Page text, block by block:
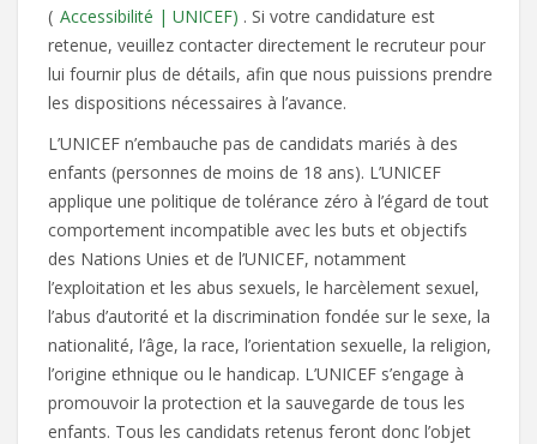
( Accessibilité | UNICEF) . Si votre candidature est
retenue, veuillez contacter directement le recruteur pour
lui fournir plus de détails, afin que nous puissions prendre
les dispositions nécessaires à l’avance.
L’UNICEF n’embauche pas de candidats mariés à des
enfants (personnes de moins de 18 ans). L’UNICEF
applique une politique de tolérance zéro à l’égard de tout
comportement incompatible avec les buts et objectifs
des Nations Unies et de l’UNICEF, notamment
l’exploitation et les abus sexuels, le harcèlement sexuel,
l’abus d’autorité et la discrimination fondée sur le sexe, la
nationalité, l’âge, la race, l’orientation sexuelle, la religion,
l’origine ethnique ou le handicap. L’UNICEF s’engage à
promouvoir la protection et la sauvegarde de tous les
enfants. Tous les candidats retenus feront donc l’objet